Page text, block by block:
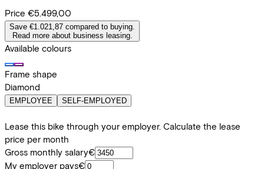
Price €5.499,00
Save €1.021,87 compared to buying.
Read more about business leasing.
Available colours
Frame shape
Diamond
EMPLOYEE SELF-EMPLOYED
Lease this bike through your employer. Calculate the lease
price per month
Gross monthly salary€
My employer pays€